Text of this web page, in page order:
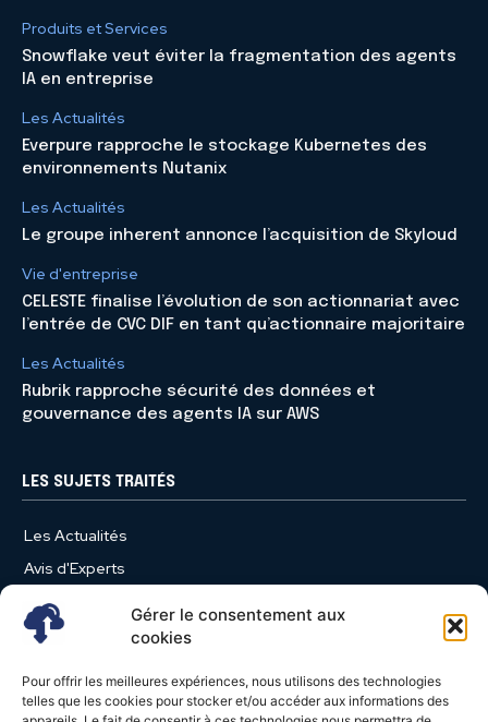
Gérer le consentement aux
cookies
Pour offrir les meilleures expériences, nous utilisons des technologies
telles que les cookies pour stocker et/ou accéder aux informations des
Produits et Services
Snowflake veut éviter la fragmentation des agents
IA en entreprise
Les Actualités
Everpure rapproche le stockage Kubernetes des
environnements Nutanix
Les Actualités
Le groupe inherent annonce l’acquisition de Skyloud
Vie d'entreprise
CELESTE finalise l’évolution de son actionnariat avec
l’entrée de CVC DIF en tant qu’actionnaire majoritaire
Les Actualités
Rubrik rapproche sécurité des données et
gouvernance des agents IA sur AWS
LES SUJETS TRAITÉS
Les Actualités
Avis d'Experts
Produits et Services
Vie d'entreprise
Nominations